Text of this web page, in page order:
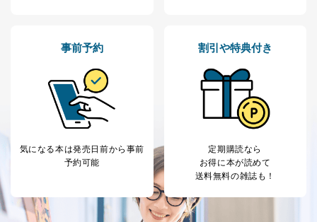
ます。
３．個人情報の第三者提供について
当社は、取得した個人情報を適切に管理し､あらかじめ
本人の同意を得ることなく第三者に提供することはあり
ません。ただし、次の場合は除きます。
人の生命､身体または財産の保護のために必要がある
場合であって、本人の同意を得ることが困難であると
公衆衛生の向上または児童の健全な育成の推進のため
に特に必要がある場合であって、本人の同意を得るこ
事前予約
気になる本は発売日前から事前
予約可能
割引や特典付き
定期購読なら
お得に本が読めて
送料無料の雑誌も！